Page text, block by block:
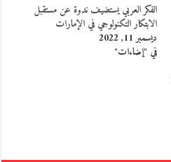
الفكر العربي يستضيف ندوة عن مستقبل
الابتكار التكنولوجي في الإمارات
ديسمبر 11, 2022
في "إضاءات"